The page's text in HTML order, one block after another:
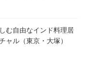
む自由なインド料理居
ャル（東京・大塚）